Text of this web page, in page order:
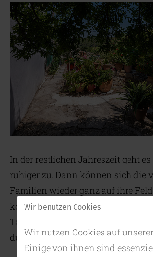
In der restlichen Jahreszeit geht
ruhiger zu. Dann können sich die
Familien wieder ganz auf ihre
konzentrieren. Früher war das Dorf
Tabakanbau bekannt; dieser wurde
durch Wein und Oliven sehr
Wir benutzen Cookies
Wir nutzen Cookies auf
Einige von ihnen sind